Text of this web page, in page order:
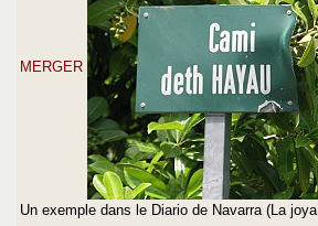
MERGER
Un exemple dans le Diario de Navarra (La